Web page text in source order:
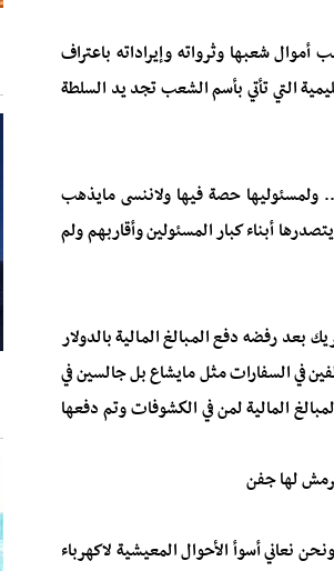
شعبها وثرواته وإيراداته باعتراف
التي تأتي بأسم الشعب تجد يد السلطة
حصة فيها ولاننسى مايذهب
أبناء كبار المسئولين وأقاربهم ولم
بعد رفضه دفع المبالغ المالية بالدولار
في السفارات مثل مايشاع بل جالسين في
المالية لمن في الكشوفات وتم دفعها
لها جفن
نعاني أسوأ الأحوال المعيشية لاكهرباء